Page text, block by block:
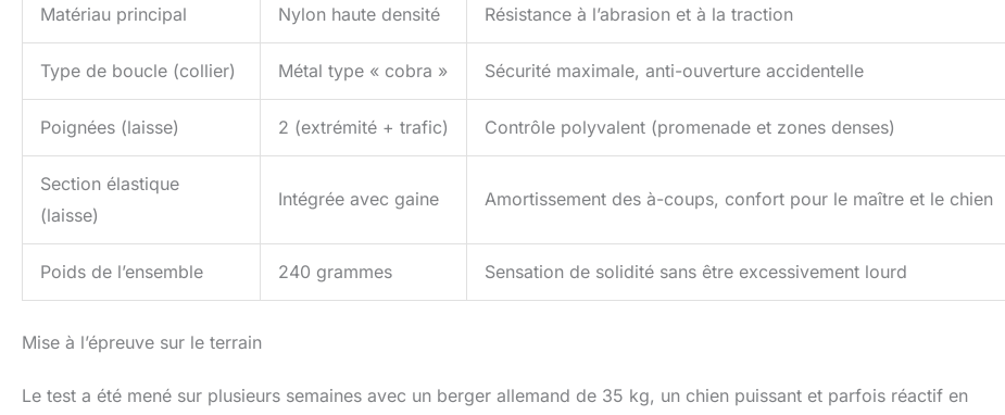
Matériau principal Nylon haute densité Résistance à l’abrasion et à la traction
Type de boucle (collier) Métal type « cobra » Sécurité maximale, anti-ouverture accidentelle
Poignées (laisse) 2 (extrémité + trafic) Contrôle polyvalent (promenade et zones denses)
Section élastique
(laisse)
Intégrée avec gaine Amortissement des à-coups, confort pour le maître et le chien
Poids de l’ensemble 240 grammes Sensation de solidité sans être excessivement lourd
Mise à l’épreuve sur le terrain
Le test a été mené sur plusieurs semaines avec un berger allemand de 35 kg, un chien puissant et parfois réactif en